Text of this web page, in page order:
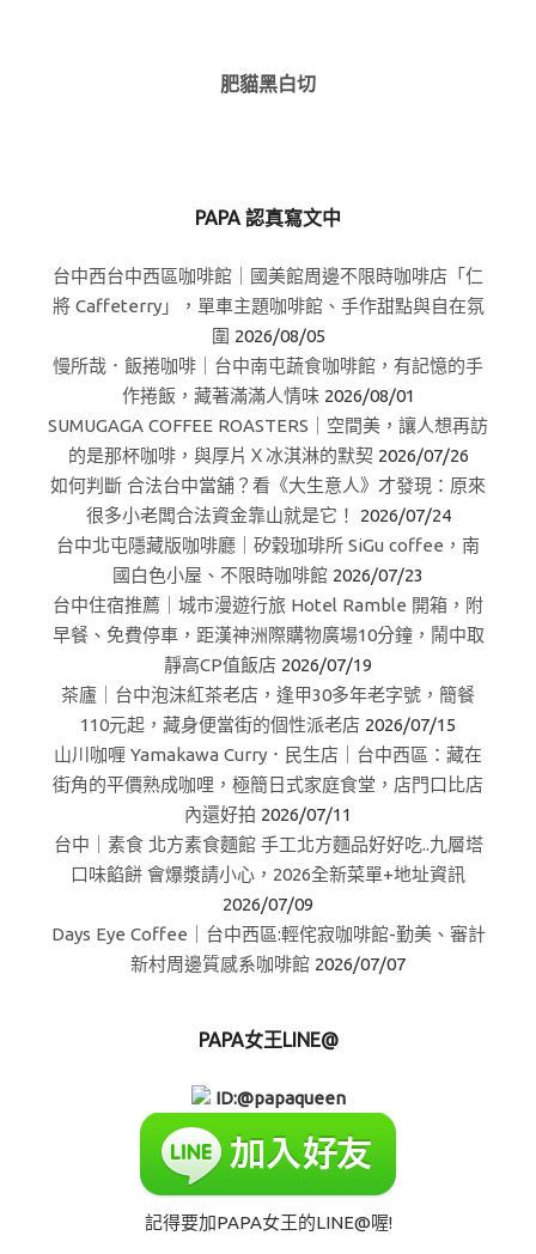
肥貓黑白切
PAPA 認真寫文中
台中西台中西區咖啡館｜國美館周邊不限時咖啡店「仁
將 Caffeterry」，單車主題咖啡館、手作甜點與自在氛
圍 2026/08/05
慢所哉．飯捲咖啡｜台中南屯蔬食咖啡館，有記憶的手
作捲飯，藏著滿滿人情味 2026/08/01
SUMUGAGA COFFEE ROASTERS｜空間美，讓人想再訪
的是那杯咖啡，與厚片Ｘ冰淇淋的默契 2026/07/26
如何判斷 合法台中當舖？看《大生意人》才發現：原來
很多小老闆合法資金靠山就是它！
2026/07/24
台中北屯隱藏版咖啡廳｜矽穀珈琲所 SiGu coffee，南
國白色小屋、不限時咖啡館 2026/07/23
台中住宿推薦｜城市漫遊行旅 Hotel Ramble 開箱，附
早餐、免費停車，距漢神洲際購物廣場10分鐘，鬧中取
靜高CP值飯店 2026/07/19
茶廬｜台中泡沫紅茶老店，逢甲30多年老字號，簡餐
110元起，藏身便當街的個性派老店 2026/07/15
山川咖喱 Yamakawa Curry．民生店｜台中西區：藏在
街角的平價熟成咖哩，極簡日式家庭食堂，店門口比店
內還好拍 2026/07/11
台中｜素食 北方素食麵館 手工北方麵品好好吃..九層塔
口味餡餅 會爆漿請小心，2026全新菜單+地址資訊
2026/07/09
Days Eye Coffee｜台中西區:輕侘寂咖啡館-勤美、審計
新村周邊質感系咖啡館 2026/07/07
PAPA女王LINE@
ID:@papaqueen
記得要加PAPA女王的LINE@喔!